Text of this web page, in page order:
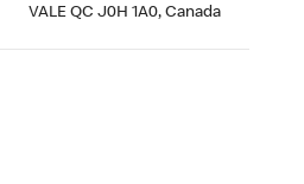
VALE QC J0H 1A0, Canada